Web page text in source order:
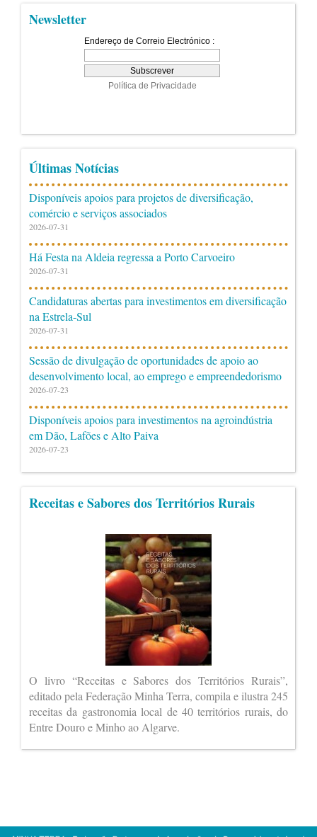
Newsletter
Últimas Notícias
Disponíveis apoios para projetos de diversificação,
comércio e serviços associados
2026-07-31
Há Festa na Aldeia regressa a Porto Carvoeiro
2026-07-31
Candidaturas abertas para investimentos em diversificação
na Estrela-Sul
2026-07-31
Sessão de divulgação de oportunidades de apoio ao
desenvolvimento local, ao emprego e empreendedorismo
2026-07-23
Disponíveis apoios para investimentos na agroindústria
em Dão, Lafões e Alto Paiva
2026-07-23
Receitas e Sabores dos Territórios Rurais
O livro “Receitas e Sabores dos Territórios Rurais”,
editado pela Federação Minha Terra, compila e ilustra 245
receitas da gastronomia local de 40 territórios rurais, do
Entre Douro e Minho ao Algarve.